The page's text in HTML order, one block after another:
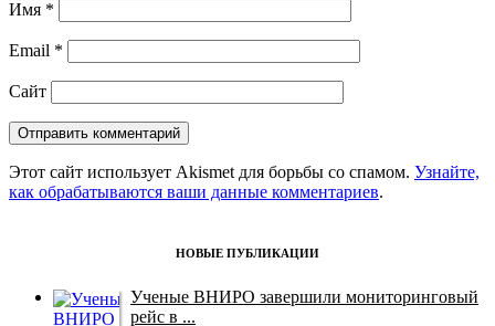
Имя *
Email *
Сайт
Этот сайт использует Akismet для борьбы со спамом. Узнайте,
как обрабатываются ваши данные комментариев.
НОВЫЕ ПУБЛИКАЦИИ
Ученые ВНИРО завершили мониторинговый
рейс в ...